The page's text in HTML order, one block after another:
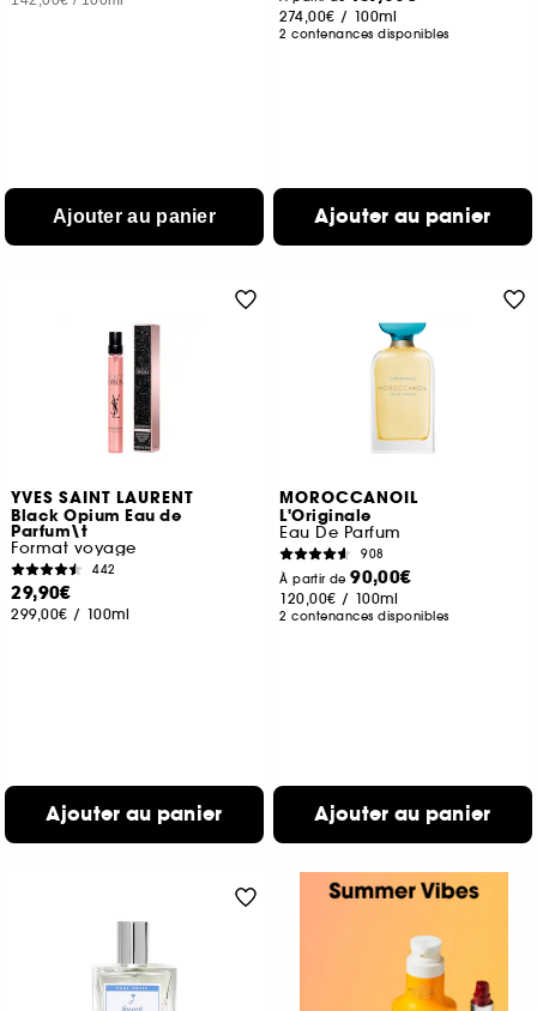
Ajouter au panier
274,00€ / 100ml
2 contenances disponibles
Ajouter au panier
YVES SAINT LAURENT
Black Opium Eau de
Parfum\t
Format voyage
442
29,90€
299,00€ / 100ml
Ajouter au panier
MOROCCANOIL
L'Originale
Eau De Parfum
908
À partir de90,00€
120,00€ / 100ml
2 contenances disponibles
Ajouter au panier